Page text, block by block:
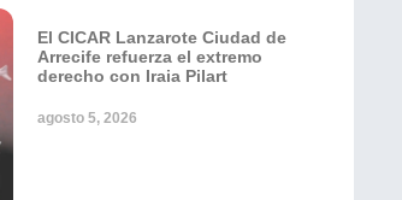
El CICAR Lanzarote Ciudad de
Arrecife refuerza el extremo
derecho con Iraia Pilart
agosto 5, 2026